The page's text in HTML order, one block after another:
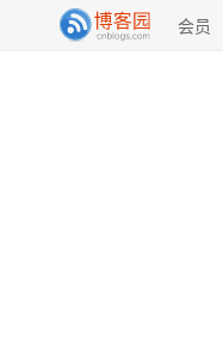
会员